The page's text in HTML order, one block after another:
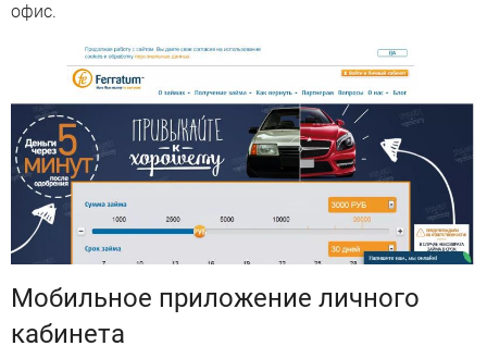
офис.
Мобильное приложение личного
кабинета